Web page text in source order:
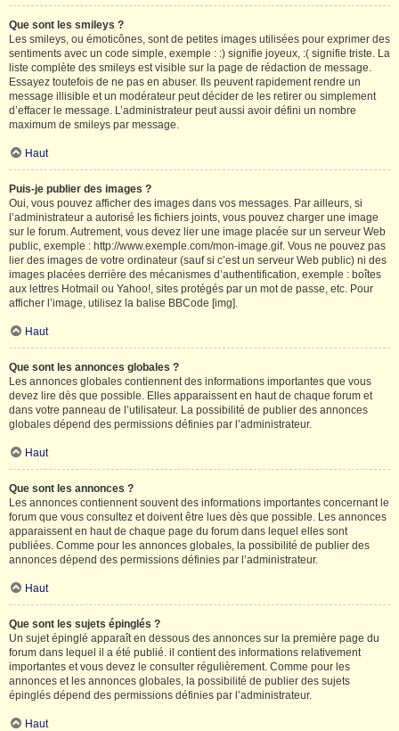
Que sont les smileys ?
Les smileys, ou émoticônes, sont de petites images utilisées pour exprimer des
sentiments avec un code simple, exemple : :) signifie joyeux, :( signifie triste. La
liste complète des smileys est visible sur la page de rédaction de message.
Essayez toutefois de ne pas en abuser. Ils peuvent rapidement rendre un
message illisible et un modérateur peut décider de les retirer ou simplement
d’effacer le message. L’administrateur peut aussi avoir défini un nombre
maximum de smileys par message.
Haut
Puis-je publier des images ?
Oui, vous pouvez afficher des images dans vos messages. Par ailleurs, si
l’administrateur a autorisé les fichiers joints, vous pouvez charger une image
sur le forum. Autrement, vous devez lier une image placée sur un serveur Web
public, exemple : http://www.exemple.com/mon-image.gif. Vous ne pouvez pas
lier des images de votre ordinateur (sauf si c’est un serveur Web public) ni des
images placées derrière des mécanismes d’authentification, exemple : boîtes
aux lettres Hotmail ou Yahoo!, sites protégés par un mot de passe, etc. Pour
afficher l’image, utilisez la balise BBCode [img].
Haut
Que sont les annonces globales ?
Les annonces globales contiennent des informations importantes que vous
devez lire dès que possible. Elles apparaissent en haut de chaque forum et
dans votre panneau de l’utilisateur. La possibilité de publier des annonces
globales dépend des permissions définies par l’administrateur.
Haut
Que sont les annonces ?
Les annonces contiennent souvent des informations importantes concernant le
forum que vous consultez et doivent être lues dès que possible. Les annonces
apparaissent en haut de chaque page du forum dans lequel elles sont
publiées. Comme pour les annonces globales, la possibilité de publier des
annonces dépend des permissions définies par l’administrateur.
Haut
Que sont les sujets épinglés ?
Un sujet épinglé apparaît en dessous des annonces sur la première page du
forum dans lequel il a été publié. il contient des informations relativement
importantes et vous devez le consulter régulièrement. Comme pour les
annonces et les annonces globales, la possibilité de publier des sujets
épinglés dépend des permissions définies par l’administrateur.
Haut